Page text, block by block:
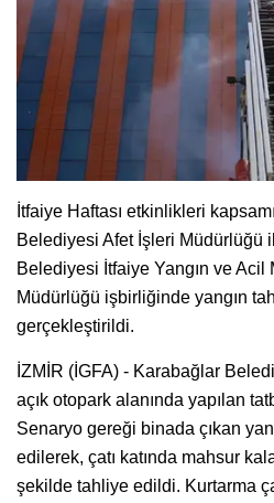
İtfaiye Haftası etkinlikleri
Belediyesi Afet İşleri Müdürlüğü
Belediyesi İtfaiye Yangın ve Acil
Müdürlüğü işbirliğinde yangın
gerçekleştirildi.
İZMİR (İGFA) - Karabağlar
açık otopark alanında yapılan
Senaryo gereği binada çıkan
edilerek, çatı katında mahsur
şekilde tahliye edildi. Kurtarma